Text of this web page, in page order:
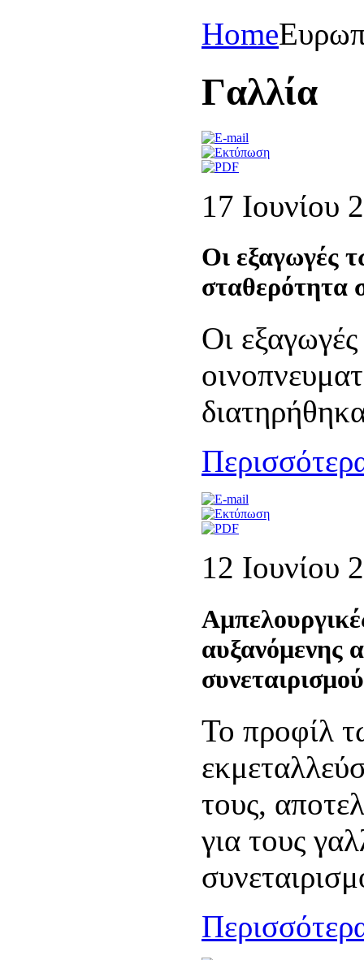
Home
Γαλλία
17 Ιουνίου
Οι εξαγωγές
σταθερότητα
Οι
12 Ιουνίου
αυξανόμενης
Το προφίλ
τους,
για τους